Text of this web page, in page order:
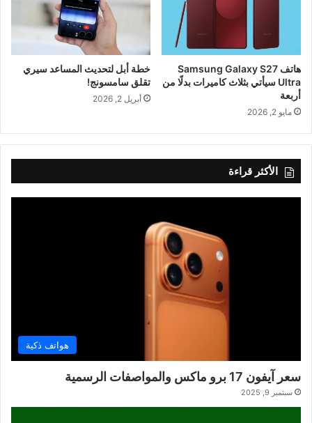
هاتف Samsung Galaxy S27
Ultra سيأتي بثلاث كاميرات بدلًا من
أربعة
مايو 2, 2026
خطة أبل لتحديث المساعد سيري
تقلق سامسونج!
أبريل 2, 2026
الأكثر قراءة
هواتف ذكية
سعر آيفون 17 برو ماكس والمواصفات الرسمية
سبتمبر 9, 2025